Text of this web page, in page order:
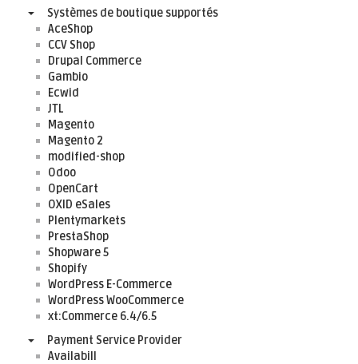
Systèmes de boutique supportés
AceShop
CCV Shop
Drupal Commerce
Gambio
Ecwid
JTL
Magento
Magento 2
modified-shop
Odoo
OpenCart
OXID eSales
Plentymarkets
PrestaShop
Shopware 5
Shopify
WordPress E-Commerce
WordPress WooCommerce
xt:Commerce 6.4/6.5
Payment Service Provider
Availabill